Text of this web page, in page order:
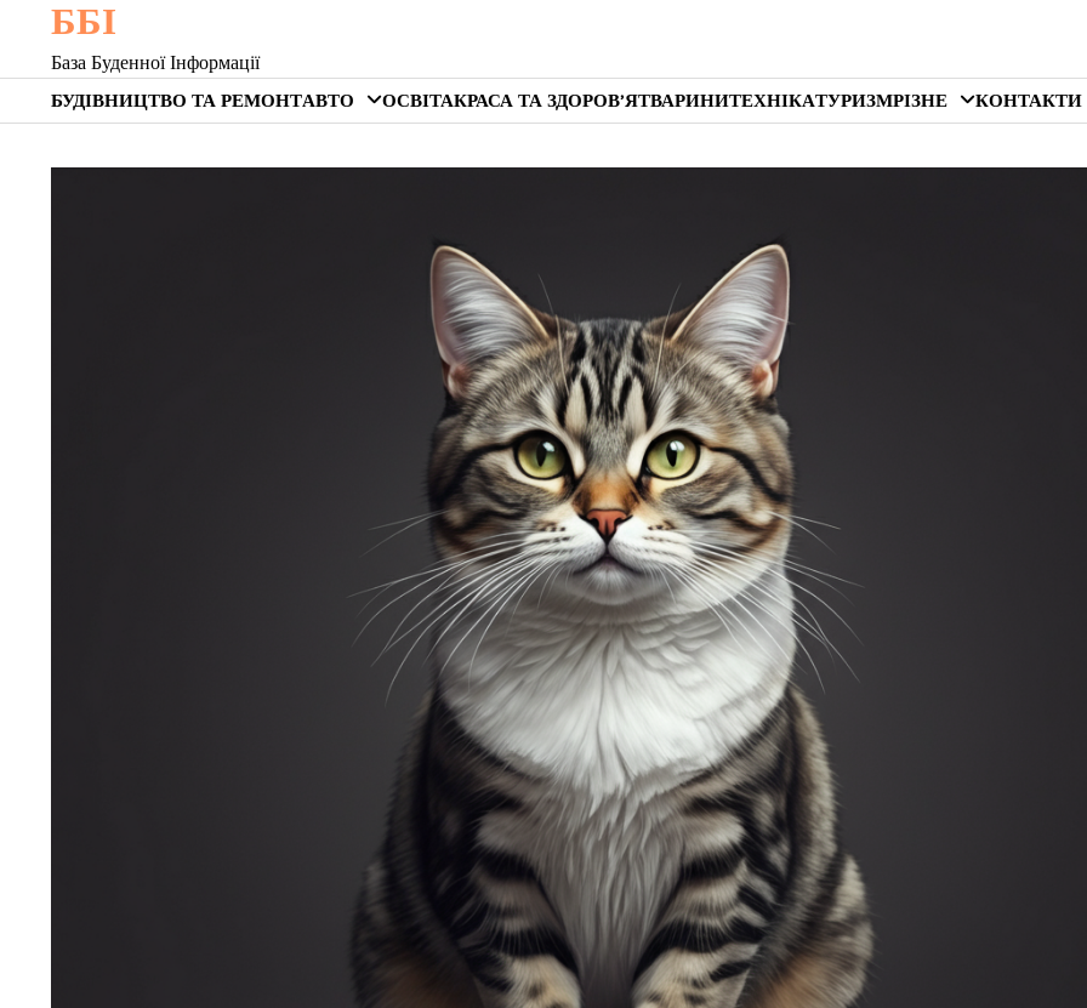
content
ББІ
База Буденної Інформації
БУДІВНИЦТВО ТА РЕМОНТАВТО ОСВІТАКРАСА ТА ЗДОРОВ’ЯТВАРИНИТЕХНІКАТУРИЗМРІЗНЕ КОНТАКТИ